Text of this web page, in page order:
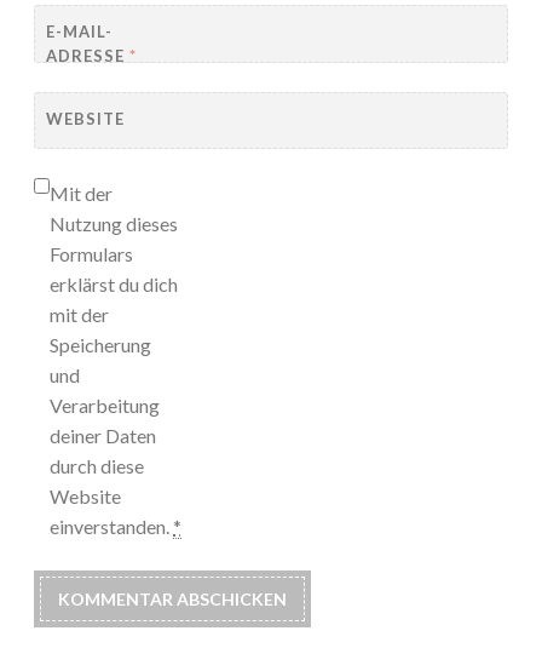
E-MAIL-
ADRESSE *
WEBSITE
Mit der
Nutzung dieses
Formulars
erklärst du dich
mit der
Speicherung
und
Verarbeitung
deiner Daten
durch diese
Website
einverstanden. *